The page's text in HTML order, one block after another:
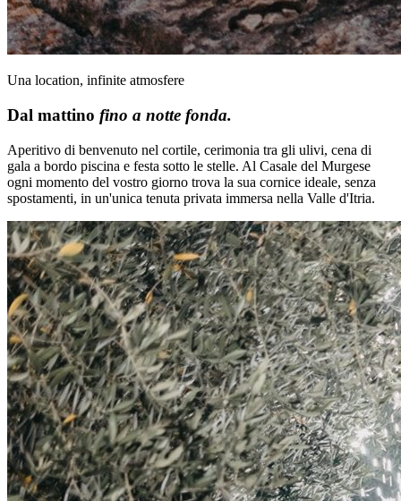
Una location, infinite atmosfere
Dal mattino fino a notte fonda.
Aperitivo di benvenuto nel cortile, cerimonia tra gli ulivi, cena di
gala a bordo piscina e festa sotto le stelle. Al Casale del Murgese
ogni momento del vostro giorno trova la sua cornice ideale, senza
spostamenti, in un'unica tenuta privata immersa nella Valle d'Itria.